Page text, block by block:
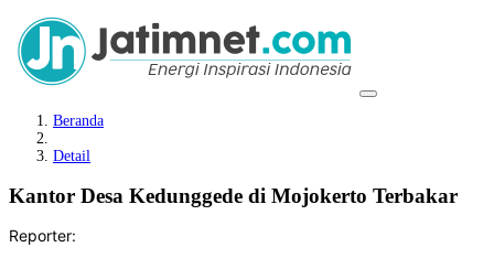
Beranda
Detail
Kantor Desa Kedunggede di Mojokerto Terbakar
Reporter: